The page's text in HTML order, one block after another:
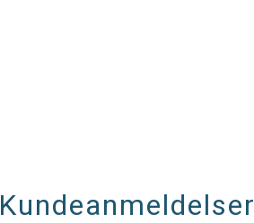
Kundeanmeldelser